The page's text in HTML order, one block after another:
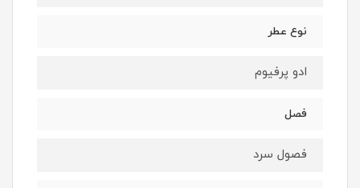
نوع عطر
ادو پرفیوم
فصل
فصول سرد